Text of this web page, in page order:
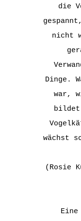
die
nicht
Dinge.
war,
bildet
wächst
(Rosie
Eine